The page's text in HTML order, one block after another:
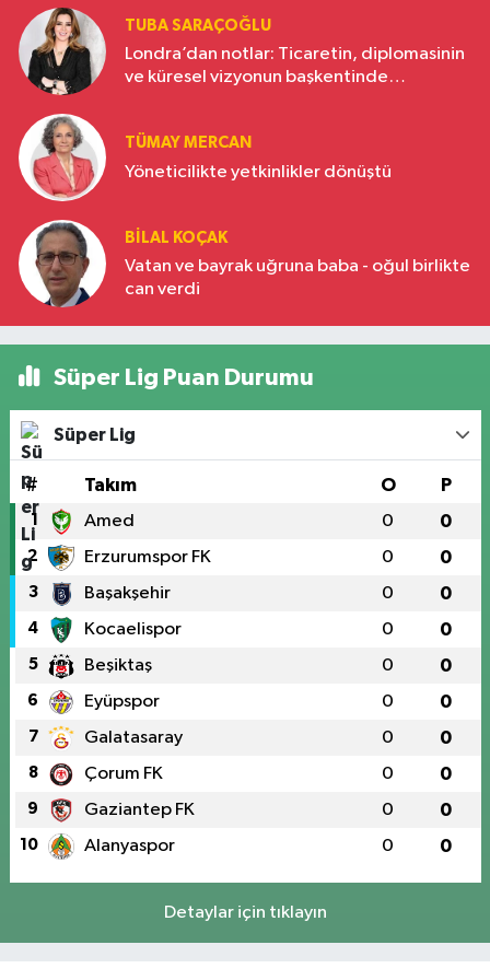
TUBA SARAÇOĞLU
Londra’dan notlar: Ticaretin, diplomasinin
ve küresel vizyonun başkentinde
TÜMAY MERCAN
Yöneticilikte yetkinlikler dönüştü
BILAL KOÇAK
Vatan ve bayrak uğruna baba - oğul birlikte
can verdi
Süper Lig Puan Durumu
Süper Lig
# Takım O P
1 Amed 0 0
2 Erzurumspor FK 0 0
3 Başakşehir 0 0
4 Kocaelispor 0 0
5 Beşiktaş 0 0
6 Eyüpspor 0 0
7 Galatasaray 0 0
8 Çorum FK 0 0
9 Gaziantep FK 0 0
10 Alanyaspor 0 0
Detaylar için tıklayın